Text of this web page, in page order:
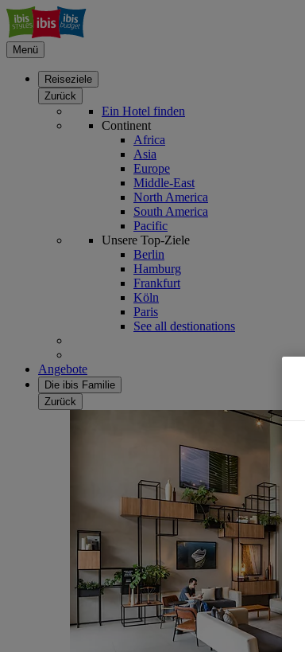
Menü
Reiseziele
Zurück
Ein Hotel finden
Continent
Africa
Asia
Europe
Middle-East
North America
South America
Pacific
Unsere Top-Ziele
Berlin
Hamburg
Frankfurt
Köln
Paris
See all destionations
Angebote
Die ibis Familie
Zurück